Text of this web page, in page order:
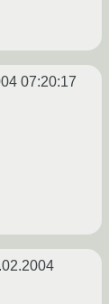
07:20:17